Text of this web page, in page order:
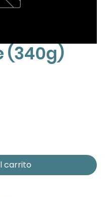
(340g)
carrito